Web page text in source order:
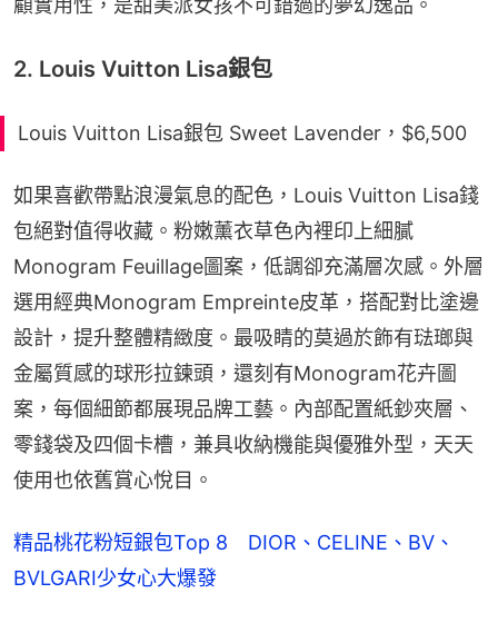
2. Louis Vuitton Lisa銀包
Louis Vuitton Lisa銀包 Sweet Lavender，$6,500
如果喜歡帶點浪漫氣息的配色，Louis Vuitton Lisa錢
包絕對值得收藏。粉嫩薰衣草色內裡印上細膩
Monogram Feuillage圖案，低調卻充滿層次感。外層
選用經典Monogram Empreinte皮革，搭配對比塗邊
設計，提升整體精緻度。最吸睛的莫過於飾有琺瑯與
金屬質感的球形拉鍊頭，還刻有Monogram花卉圖
案，每個細節都展現品牌工藝。內部配置紙鈔夾層、
零錢袋及四個卡槽，兼具收納機能與優雅外型，天天
使用也依舊賞心悅目。
精品桃花粉短銀包Top 8 DIOR、CELINE、BV、
BVLGARI少女心大爆發